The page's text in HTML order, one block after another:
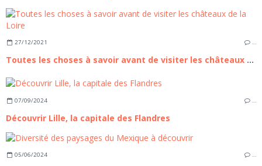
27/12/2021 …
Toutes les choses à savoir avant de visiter les châteaux de la Loire
07/09/2024 …
Découvrir Lille, la capitale des Flandres
05/06/2024 …